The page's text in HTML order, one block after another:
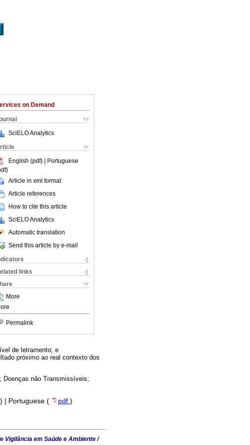
on Demand
SciELO Analytics
English (pdf) | Portuguese
Article in xml format
Article references
How to cite this article
SciELO Analytics
Automatic translation
Send this article by e-mail
links
More
Permalink
de letramento; e
próximo ao real contexto dos
Doenças não Transmissíveis;
) | Portuguese ( pdf )
Vigilância em Saúde e Ambiente /